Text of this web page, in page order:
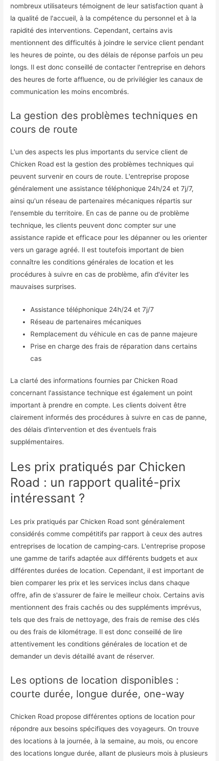
nombreux utilisateurs témoignent de leur satisfaction quant à
la qualité de l'accueil, à la compétence du personnel et à la
rapidité des interventions. Cependant, certains avis
mentionnent des difficultés à joindre le service client pendant
les heures de pointe, ou des délais de réponse parfois un peu
longs. Il est donc conseillé de contacter l'entreprise en dehors
des heures de forte affluence, ou de privilégier les canaux de
communication les moins encombrés.
La gestion des problèmes techniques en
cours de route
L'un des aspects les plus importants du service client de
Chicken Road est la gestion des problèmes techniques qui
peuvent survenir en cours de route. L'entreprise propose
généralement une assistance téléphonique 24h/24 et 7j/7,
ainsi qu'un réseau de partenaires mécaniques répartis sur
l'ensemble du territoire. En cas de panne ou de problème
technique, les clients peuvent donc compter sur une
assistance rapide et efficace pour les dépanner ou les orienter
vers un garage agréé. Il est toutefois important de bien
connaître les conditions générales de location et les
procédures à suivre en cas de problème, afin d'éviter les
mauvaises surprises.
Assistance téléphonique 24h/24 et 7j/7
Réseau de partenaires mécaniques
Remplacement du véhicule en cas de panne majeure
Prise en charge des frais de réparation dans certains
cas
La clarté des informations fournies par Chicken Road
concernant l'assistance technique est également un point
important à prendre en compte. Les clients doivent être
clairement informés des procédures à suivre en cas de panne,
des délais d'intervention et des éventuels frais
supplémentaires.
Les prix pratiqués par Chicken
Road : un rapport qualité-prix
intéressant ?
Les prix pratiqués par Chicken Road sont généralement
considérés comme compétitifs par rapport à ceux des autres
entreprises de location de camping-cars. L'entreprise propose
une gamme de tarifs adaptée aux différents budgets et aux
différentes durées de location. Cependant, il est important de
bien comparer les prix et les services inclus dans chaque
offre, afin de s'assurer de faire le meilleur choix. Certains avis
mentionnent des frais cachés ou des suppléments imprévus,
tels que des frais de nettoyage, des frais de remise des clés
ou des frais de kilométrage. Il est donc conseillé de lire
attentivement les conditions générales de location et de
demander un devis détaillé avant de réserver.
Les options de location disponibles :
courte durée, longue durée, one-way
Chicken Road propose différentes options de location pour
répondre aux besoins spécifiques des voyageurs. On trouve
des locations à la journée, à la semaine, au mois, ou encore
des locations longue durée, allant de plusieurs mois à plusieurs